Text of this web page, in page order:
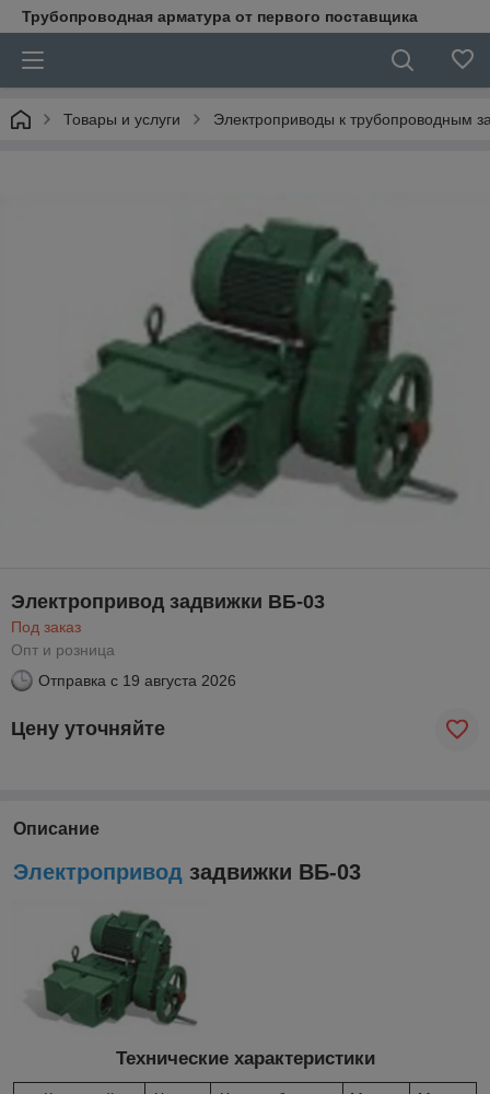
Трубопроводная арматура от первого поставщика
Товары и услуги Электроприводы к трубопроводным
Электропривод задвижки ВБ-03
Под заказ
Опт и розница
Отправка с 19 августа 2026
Цену уточняйте
Описание
Электропривод задвижки ВБ-03
Технические характеристики